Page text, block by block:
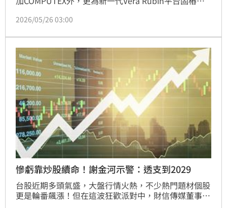
百家供應商受惠。法人點名台積電、鴻海、廣達等AI伺
術升級迎來強勁動能。隨著AI資料中心需求擴張，矽光
子與高速光通訊台廠也將同步受惠，推升下半年整體產
能表現。
2026/05/26 03:00
慘虧靠炒股續命！謝金河示警：透支到2029
台股近期多頭氣盛，大盤行情火熱，不少熱門題材個股
更是輪番飆漲！但在這波狂歡派對中，財信傳媒董事長